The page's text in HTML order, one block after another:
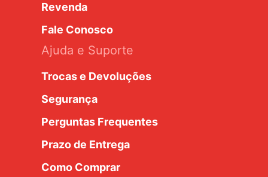
Revenda
Fale Conosco
Ajuda e Suporte
Trocas e Devoluções
Segurança
Perguntas Frequentes
Prazo de Entrega
Como Comprar